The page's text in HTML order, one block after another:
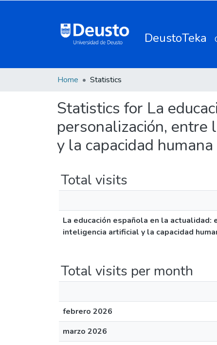
DeustoTeka
Home Statistics
Statistics for La
personalización,
y la capacidad humana
Total visits
La educación española en la
inteligencia artificial y la capacidad
Total visits per month
febrero 2026
marzo 2026